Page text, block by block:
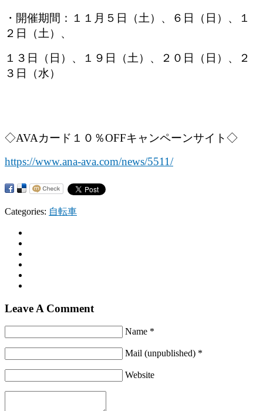
・開催期間：１１月５日（土）、６日（日）、１
２日（土）、
１３日（日）、１９日（土）、２０日（日）、２
３日（水）
◇AVAカード１０％OFFキャンペーンサイト◇
https://www.ana-ava.com/news/5511/
Categories: 自転車
Leave A Comment
Name *
Mail (unpublished) *
Website